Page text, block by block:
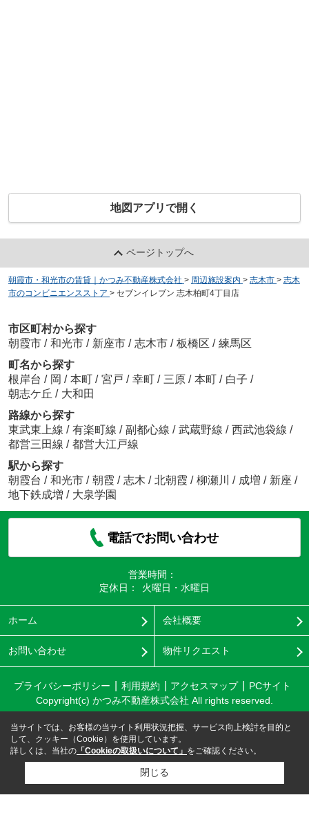
地図アプリで開く
ページトップへ
朝霞市・和光市の賃貸｜かつみ不動産株式会社 > 周辺施設案内 > 志木市 > 志木
市のコンビニエンスストア > セブンイレブン 志木柏町4丁目店
市区町村から探す
朝霞市 / 和光市 / 新座市 / 志木市 / 板橋区 / 練馬区
町名から探す
根岸台 / 岡 / 本町 / 宮戸 / 幸町 / 三原 / 本町 / 白子 /
朝志ケ丘 / 大和田
路線から探す
東武東上線 / 有楽町線 / 副都心線 / 武蔵野線 / 西武池袋線 /
都営三田線 / 都営大江戸線
駅から探す
朝霞台 / 和光市 / 朝霞 / 志木 / 北朝霞 / 柳瀬川 / 成増 / 新座 /
地下鉄成増 / 大泉学園
電話でお問い合わせ
営業時間：
定休日：
火曜日・水曜日
ホーム 会社概要
お問い合わせ 物件リクエスト
プライバシーポリシー 利用規約 アクセスマップ
PCサイト
Copyright(c) かつみ不動産株式会社 All rights reserved.
当サイトでは、お客様の当サイト利用状況把握、サービス向上検討を目的と
して、クッキー（Cookie）を使用しています。
詳しくは、当社の 「Cookieの取扱いについて」 をご確認ください。
閉じる